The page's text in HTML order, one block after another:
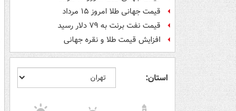
قیمت جهانی طلا امروز ۱۵ مرداد
قیمت نفت برنت به ۷۹ دلار رسید
افزایش قیمت طلا و نقره جهانی
استان: